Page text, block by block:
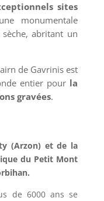
sites
une monumentale
abritant un
de Gavrinis est
entier pour la
gravées.
(Arzon) et de la
du Petit Mont
de 6000 ans se